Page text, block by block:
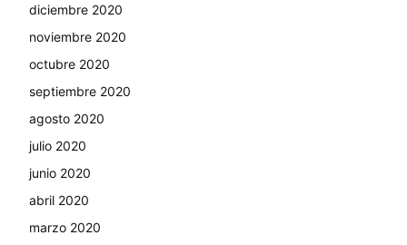
diciembre 2020
noviembre 2020
octubre 2020
septiembre 2020
agosto 2020
julio 2020
junio 2020
abril 2020
marzo 2020